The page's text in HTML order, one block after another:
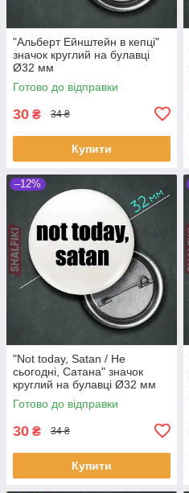
"Альберт Ейнштейн в кепці"
значок круглий на булавці
Ø32 мм
Готово до відправки
30 ₴ 34 ₴
Купити
–12%
"Not today, Satan / Не
сьогодні, Сатана" значок
круглий на булавці Ø32 мм
Готово до відправки
30 ₴ 34 ₴
Купити